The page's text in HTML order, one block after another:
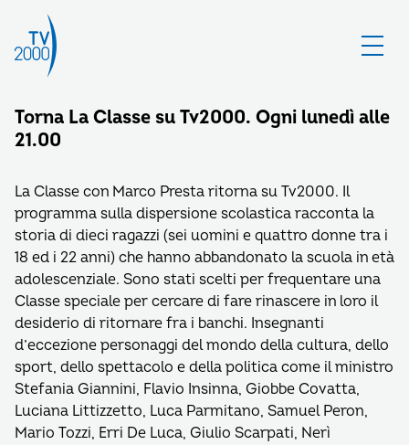
Torna La Classe su Tv2000. Ogni lunedì alle
21.00
La Classe con Marco Presta ritorna su Tv2000. Il
programma sulla dispersione scolastica racconta la
storia di dieci ragazzi (sei uomini e quattro donne tra i
18 ed i 22 anni) che hanno abbandonato la scuola in età
adolescenziale. Sono stati scelti per frequentare una
Classe speciale per cercare di fare rinascere in loro il
desiderio di ritornare fra i banchi. Insegnanti
d’eccezione personaggi del mondo della cultura, dello
sport, dello spettacolo e della politica come il ministro
Stefania Giannini, Flavio Insinna, Giobbe Covatta,
Luciana Littizzetto, Luca Parmitano, Samuel Peron,
Mario Tozzi, Erri De Luca, Giulio Scarpati, Nerì